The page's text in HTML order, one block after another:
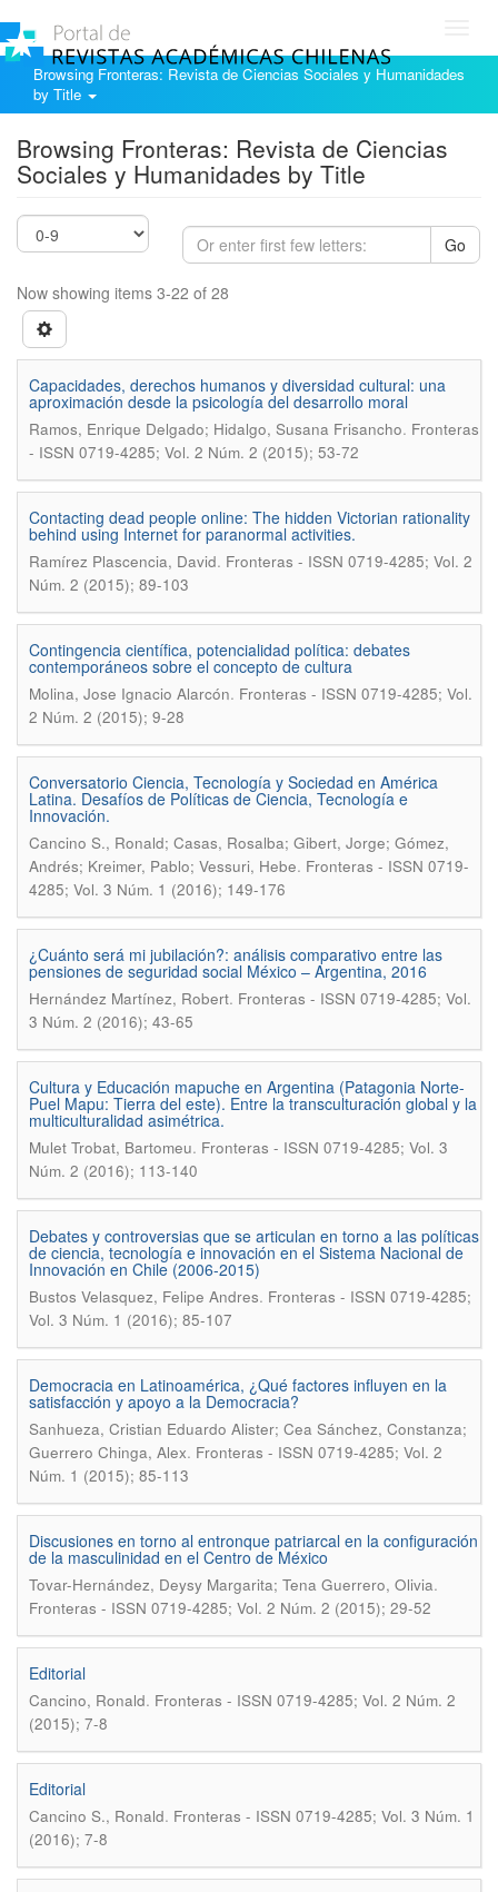
Browsing Fronteras: Revista de Ciencias Sociales y Humanidades
by Title
Browsing Fronteras: Revista de Ciencias
Sociales y Humanidades by Title
Go
Now showing items 3-22 of 28
Capacidades, derechos humanos y diversidad cultural: una
aproximación desde la psicología del desarrollo moral
Ramos, Enrique Delgado; Hidalgo, Susana Frisancho. Fronteras
- ISSN 0719-4285; Vol. 2 Núm. 2 (2015); 53-72
Contacting dead people online: The hidden Victorian rationality
behind using Internet for paranormal activities.
Ramírez Plascencia, David. Fronteras - ISSN 0719-4285; Vol. 2
Núm. 2 (2015); 89-103
Contingencia científica, potencialidad política: debates
contemporáneos sobre el concepto de cultura
Molina, Jose Ignacio Alarcón. Fronteras - ISSN 0719-4285; Vol.
2 Núm. 2 (2015); 9-28
Conversatorio Ciencia, Tecnología y Sociedad en América
Latina. Desafíos de Políticas de Ciencia, Tecnología e
Innovación.
Cancino S., Ronald; Casas, Rosalba; Gibert, Jorge; Gómez,
Andrés; Kreimer, Pablo; Vessuri, Hebe. Fronteras - ISSN 0719-
4285; Vol. 3 Núm. 1 (2016); 149-176
¿Cuánto será mi jubilación?: análisis comparativo entre las
pensiones de seguridad social México – Argentina, 2016
Hernández Martínez, Robert. Fronteras - ISSN 0719-4285; Vol.
3 Núm. 2 (2016); 43-65
Cultura y Educación mapuche en Argentina (Patagonia Norte-
Puel Mapu: Tierra del este). Entre la transculturación global y la
multiculturalidad asimétrica.
Mulet Trobat, Bartomeu. Fronteras - ISSN 0719-4285; Vol. 3
Núm. 2 (2016); 113-140
Debates y controversias que se articulan en torno a las políticas
de ciencia, tecnología e innovación en el Sistema Nacional de
Innovación en Chile (2006-2015)
Bustos Velasquez, Felipe Andres. Fronteras - ISSN 0719-4285;
Vol. 3 Núm. 1 (2016); 85-107
Democracia en Latinoamérica, ¿Qué factores influyen en la
satisfacción y apoyo a la Democracia?
Sanhueza, Cristian Eduardo Alister; Cea Sánchez, Constanza;
Guerrero Chinga, Alex. Fronteras - ISSN 0719-4285; Vol. 2
Núm. 1 (2015); 85-113
Discusiones en torno al entronque patriarcal en la configuración
de la masculinidad en el Centro de México
Tovar-Hernández, Deysy Margarita; Tena Guerrero, Olivia.
Fronteras - ISSN 0719-4285; Vol. 2 Núm. 2 (2015); 29-52
Editorial
Cancino, Ronald. Fronteras - ISSN 0719-4285; Vol. 2 Núm. 2
(2015); 7-8
Editorial
Cancino S., Ronald. Fronteras - ISSN 0719-4285; Vol. 3 Núm. 1
(2016); 7-8